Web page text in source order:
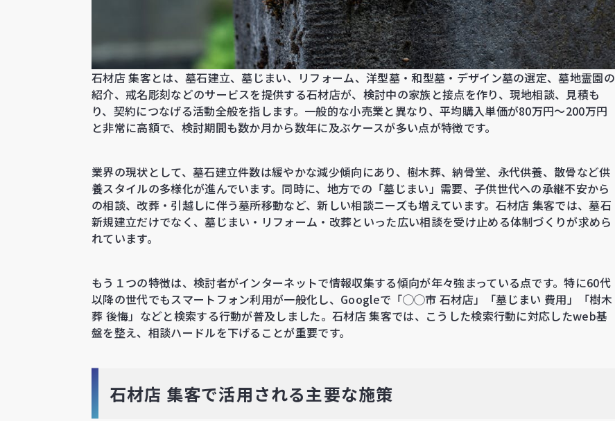
石材店 集客とは、墓石建立、墓じまい、リフォーム、洋型墓・和型墓・デザイン墓の選定、墓地霊園の
紹介、戒名彫刻などのサービスを提供する石材店が、検討中の家族と接点を作り、現地相談、見積も
り、契約につなげる活動全般を指します。一般的な小売業と異なり、平均購入単価が80万円〜200万円
と非常に高額で、検討期間も数か月から数年に及ぶケースが多い点が特徴です。
業界の現状として、墓石建立件数は緩やかな減少傾向にあり、樹木葬、納骨堂、永代供養、散骨など供
養スタイルの多様化が進んでいます。同時に、地方での「墓じまい」需要、子供世代への承継不安から
の相談、改葬・引越しに伴う墓所移動など、新しい相談ニーズも増えています。石材店 集客では、墓石
新規建立だけでなく、墓じまい・リフォーム・改葬といった広い相談を受け止める体制づくりが求めら
れています。
もう１つの特徴は、検討者がインターネットで情報収集する傾向が年々強まっている点です。特に60代
以降の世代でもスマートフォン利用が一般化し、Googleで「◯◯市 石材店」「墓じまい 費用」「樹木
葬 後悔」などと検索する行動が普及しました。石材店 集客では、こうした検索行動に対応したweb基
盤を整え、相談ハードルを下げることが重要です。
石材店 集客で活用される主要な施策